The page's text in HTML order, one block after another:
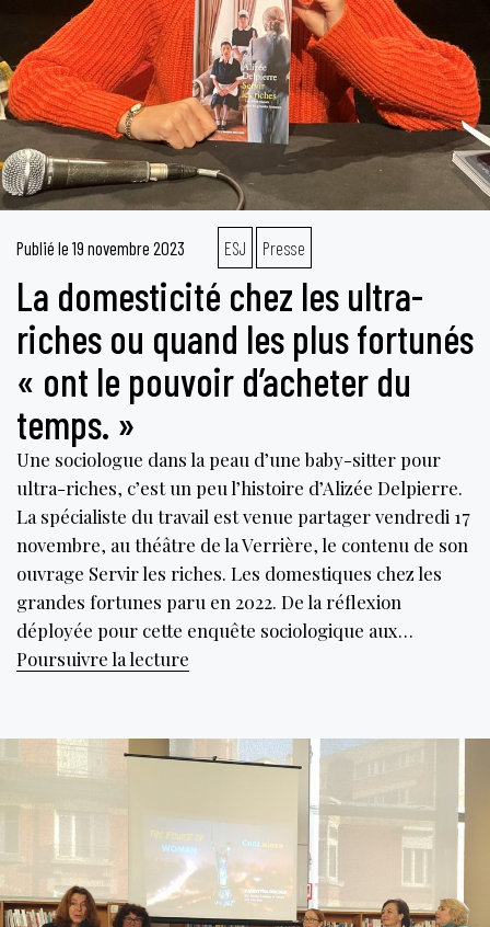
Publié le 19 novembre 2023 ESJ Presse
La domesticité chez les ultra-
riches ou quand les plus fortunés
« ont le pouvoir d’acheter du
temps. »
Une sociologue dans la peau d’une baby-sitter pour
ultra-riches, c’est un peu l’histoire d’Alizée Delpierre.
La spécialiste du travail est venue partager vendredi 17
novembre, au théâtre de la Verrière, le contenu de son
ouvrage Servir les riches. Les domestiques chez les
grandes fortunes paru en 2022. De la réflexion
déployée pour cette enquête sociologique aux…
Poursuivre la lecture
les
ultra-
ou
quand
les
plus